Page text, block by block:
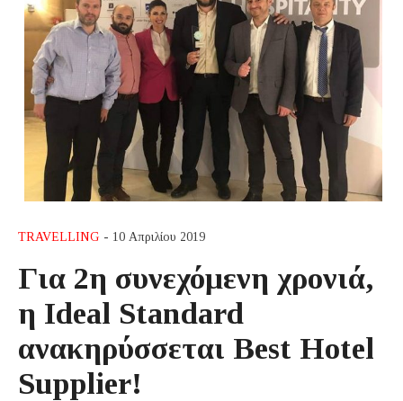
TRAVELLING - 10 Απριλίου 2019
Για 2η συνεχόμενη χρονιά,
η Ideal Standard
ανακηρύσσεται Best Hotel
Supplier!